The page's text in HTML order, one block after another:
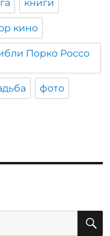
книги
кино
Порко Россо
фото